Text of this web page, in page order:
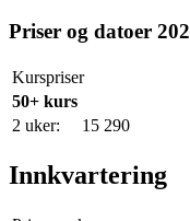
Priser og datoer
Kurspriser
50+ kurs
2 uker:
15 290
Innkvartering